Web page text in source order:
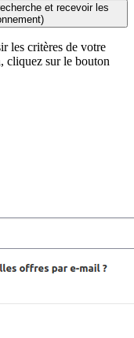
et recevoir les
les critères de votre
cliquez sur le bouton